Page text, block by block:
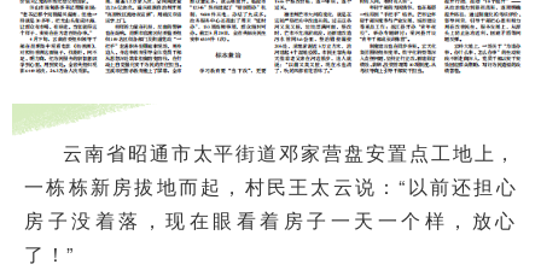
云南省昭通市太平街道邓家营盘安置点工地上，
一栋栋新房拔地而起，村民王太云说：“以前还担心
房子没着落，现在眼看着房子一天一个样，放心
了！”